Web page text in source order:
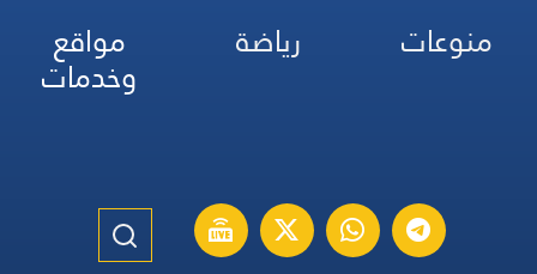
منوعات
رياضة مواقع
وخدمات